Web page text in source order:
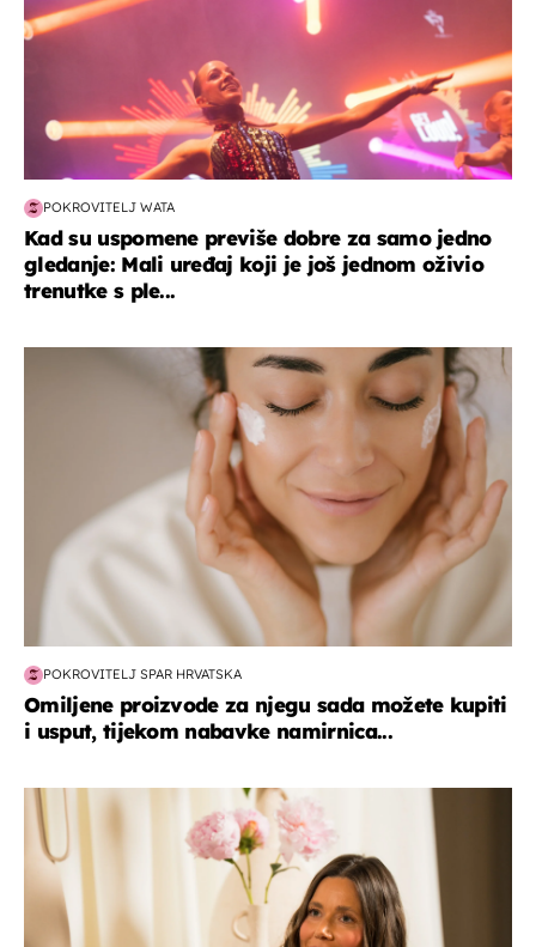
POKROVITELJ WATA
Kad su uspomene previše dobre za samo jedno
gledanje: Mali uređaj koji je još jednom oživio
trenutke s ple...
moda & ljepota
POKROVITELJ SPAR HRVATSKA
Omiljene proizvode za njegu sada možete kupiti
i usput, tijekom nabavke namirnica...
moda & ljepota